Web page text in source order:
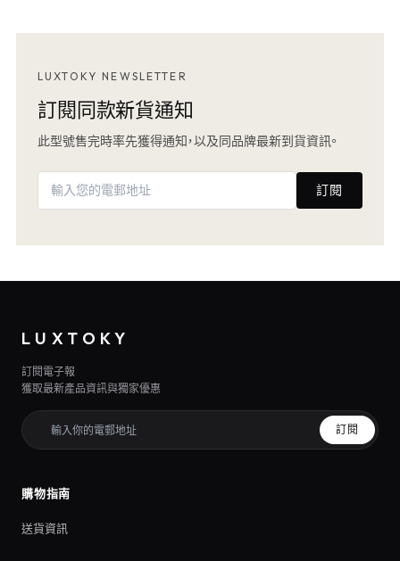
LUXTOKY NEWSLETTER
訂閱同款新貨通知
此型號售完時率先獲得通知，以及同品牌最新到貨資訊。
訂閱
LUXTOKY
訂閱電子報
獲取最新產品資訊與獨家優惠
訂閱
購物指南
送貨資訊